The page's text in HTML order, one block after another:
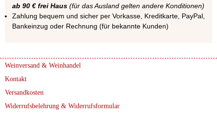
ab 90 € frei Haus (für das Ausland gelten andere Konditionen)
Zahlung bequem und sicher per Vorkasse, Kreditkarte, PayPal,
Bankeinzug oder Rechnung (für bekannte Kunden)
Weinversand & Weinhandel
Kontakt
Versandkosten
Widerrufsbelehrung & Widerrufsformular